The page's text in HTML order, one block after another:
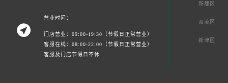

营业时间：
门店营业：09:00-19:30（节假日正常营业）
客服在线：08:00-22:00（节假日正常营业）
客服及门店节假日不休
新都区
双流区
新津区